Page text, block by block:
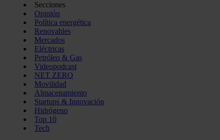
Secciones
Opinión
Política energética
Renovables
Mercados
Eléctricas
Petróleo & Gas
Videopodcast
NET ZERO
Movilidad
Almacenamiento
Startups & Innovación
Hidrógeno
Top 10
Tech